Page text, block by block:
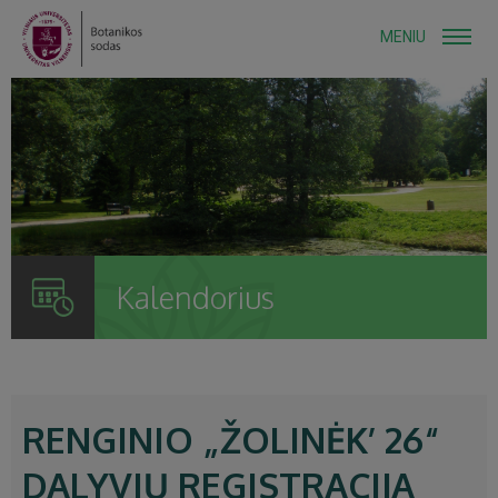
MENIU
Kalendorius
RENGINIO „ŽOLINĖK’ 26“
DALYVIŲ REGISTRACIJA